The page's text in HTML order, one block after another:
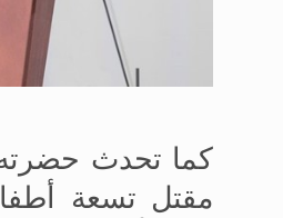
كما تحدث حضرته
مقتل تسعة أطفال